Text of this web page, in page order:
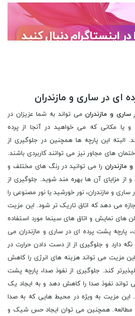
ای در ساری و مازندران
و مازندرانمی تواند به شما عزیزان در
و یا مکانی که می خواهید در آنجا از پرده
البته این پارچه ها همچنین در جلوگیری از
های مجاور نیز می توانند کاربردی باشند.
مازندران را می توانید در رنگ های مختلف و
مزایای آن ها بهره مند شوید. جلوگیری از
ساری و مازندران، نور خورشید یا نور مصنوعی را
می دهد که اتاق تاریک تر شود. این مزیت
های نمایش و اتاق های سینما مورد استفاده
پارچه پشت پرده ای در ساری و مازندران می
نگه دارد و جلوگیری از از دست دادن حرارت در
مزیت می تواند هزینه های انرژی را کاهش
کند. جلوگیری از نفوذ صدا، پارچه پشت
تواند نفوذ صدا را کاهش دهد و به ایجاد یک
مزیت به ویژه در محیط هایی که به صدا
مطالعه. همچنین می توان ایجاد حس شیک و